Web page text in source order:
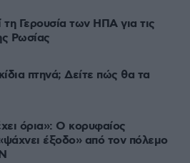
τη Γερουσία των ΗΠΑ για τις
Ρωσίας
πτηνά; Δείτε πώς θα τα
όρια»: Ο κορυφαίος
έξοδο» από τον πόλεμο